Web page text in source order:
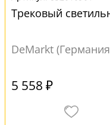
Трековый
DeMarkt
5 558 ₽